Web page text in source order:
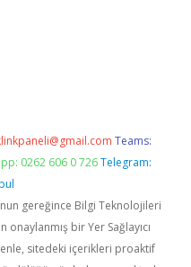
Teams:
0262 606 0 726 Telegram:
gereğince Bilgi Teknolojileri
bir Yer Sağlayıcı
sitedeki içerikleri proaktif